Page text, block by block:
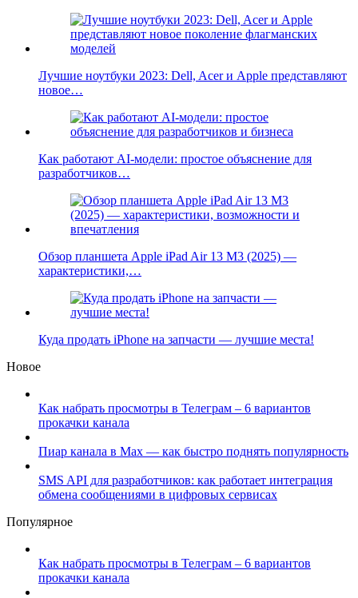
Лучшие ноутбуки 2023: Dell, Acer и Apple представляют
новое…
Как работают AI-модели: простое объяснение для
разработчиков…
Обзор планшета Apple iPad Air 13 M3 (2025) —
характеристики,…
Куда продать iPhone на запчасти — лучшие места!
Новое
Как набрать просмотры в Телеграм – 6 вариантов
прокачки канала
Пиар канала в Max — как быстро поднять популярность
SMS API для разработчиков: как работает интеграция
обмена сообщениями в цифровых сервисах
Популярное
Как набрать просмотры в Телеграм – 6 вариантов
прокачки канала